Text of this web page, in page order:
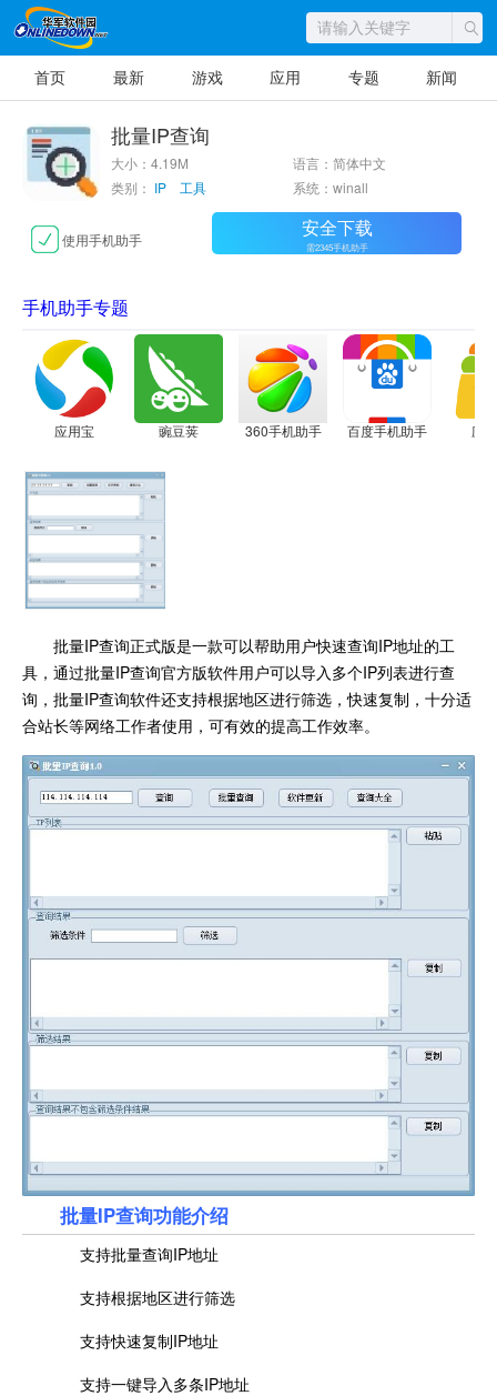
首页 最新 游戏 应用 专题 新闻
批量IP查询
大小：4.19M
语言：简体中文
类别： IP 工具 系统：winall
使用手机助手 安全下载
需2345手机助手
手机助手专题
应用宝 豌豆荚 360手机助手 百度手机助手 应
批量IP查询正式版是一款可以帮助用户快速查询IP地址的工
具，通过批量IP查询官方版软件用户可以导入多个IP列表进行查
询，批量IP查询软件还支持根据地区进行筛选，快速复制，十分适
合站长等网络工作者使用，可有效的提高工作效率。
批量IP查询功能介绍
支持批量查询IP地址
支持根据地区进行筛选
支持快速复制IP地址
支持一键导入多条IP地址